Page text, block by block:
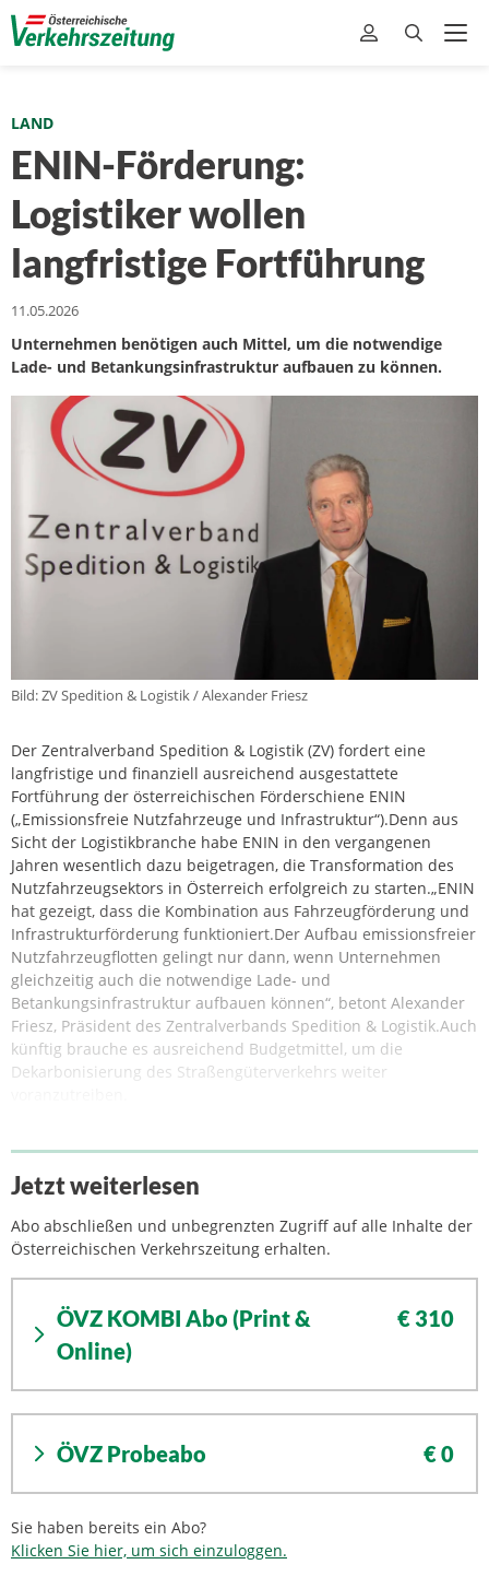
LAND
ENIN-Förderung:
Logistiker wollen
langfristige Fortführung
11.05.2026
Unternehmen benötigen auch Mittel, um die notwendige
Lade- und Betankungsinfrastruktur aufbauen zu können.
Bild: ZV Spedition & Logistik / Alexander Friesz
Der Zentralverband Spedition & Logistik (ZV) fordert eine
langfristige und finanziell ausreichend ausgestattete
Fortführung der österreichischen Förderschiene ENIN
(„Emissionsfreie Nutzfahrzeuge und Infrastruktur“).Denn aus
Sicht der Logistikbranche habe ENIN in den vergangenen
Jahren wesentlich dazu beigetragen, die Transformation des
Nutzfahrzeugsektors in Österreich erfolgreich zu starten.„ENIN
hat gezeigt, dass die Kombination aus Fahrzeugförderung und
Infrastrukturförderung funktioniert.Der Aufbau emissionsfreier
Nutzfahrzeugflotten gelingt nur dann, wenn Unternehmen
gleichzeitig auch die notwendige Lade- und
Betankungsinfrastruktur aufbauen können“, betont Alexander
Friesz, Präsident des Zentralverbands Spedition & Logistik.Auch
künftig brauche es ausreichend Budgetmittel, um die
Dekarbonisierung des Straßengüterverkehrs weiter
Jetzt weiterlesen
Abo abschließen und unbegrenzten Zugriff auf alle Inhalte der
Österreichischen Verkehrszeitung erhalten.
ÖVZ KOMBI Abo (Print &
Online)
€ 310
ÖVZ Probeabo € 0
Sie haben bereits ein Abo?
Klicken Sie hier, um sich einzuloggen.